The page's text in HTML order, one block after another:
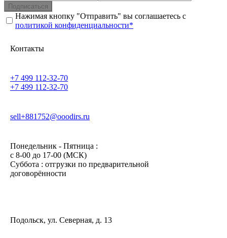
Подписаться
Нажимая кнопку "Отправить" вы соглашаетесь с
политикой конфиденциальности*
Контакты
+7 499 112-32-70
+7 499 112-32-70
sell+881752@ooodirs.ru
Понедельник - Пятница :
c 8-00 до 17-00 (МСК)
Суббота : отгрузки по предварительной
договорённости
Подольск, ул. Северная, д. 13